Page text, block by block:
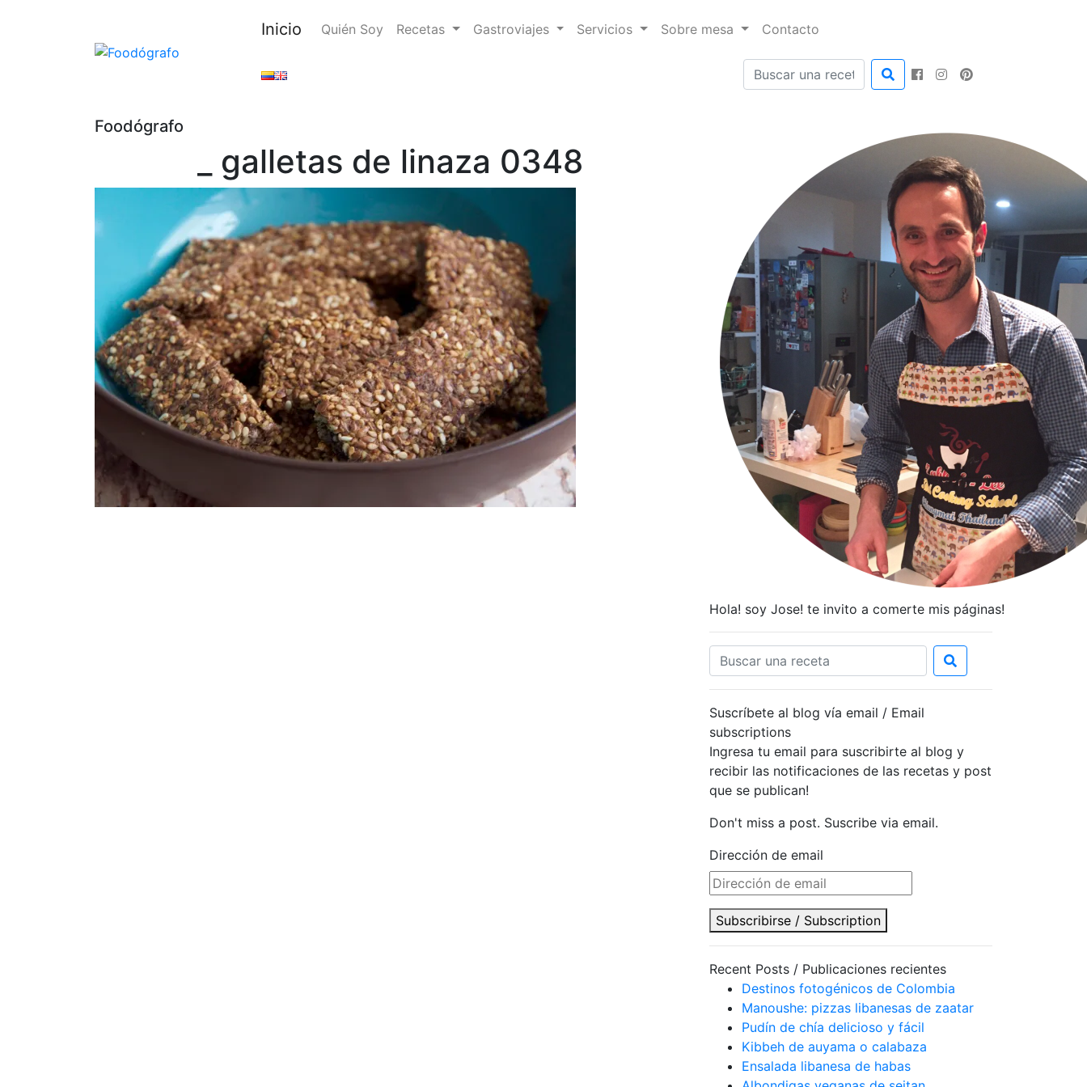
Inicio Quién Soy Recetas Gastroviajes Servicios Sobre mesa Contacto
Foodógrafo
_ galletas de linaza 0348
Hola! soy Jose! te invito a comerte mis páginas!
Suscríbete al blog vía email / Email
subscriptions
Ingresa tu email para suscribirte al blog y
recibir las notificaciones de las recetas y post
que se publican!
Don't miss a post. Suscribe via email.
Dirección de email
Subscribirse / Subscription
Recent Posts / Publicaciones recientes
Destinos fotogénicos de Colombia
Manoushe: pizzas libanesas de zaatar
Pudín de chía delicioso y fácil
Kibbeh de auyama o calabaza
Ensalada libanesa de habas